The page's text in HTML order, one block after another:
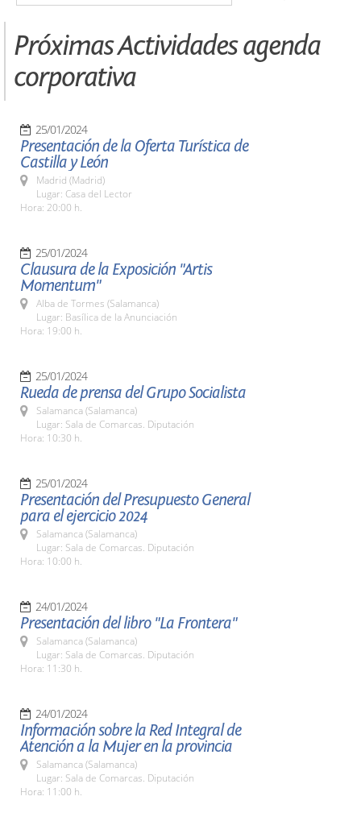
Próximas Actividades agenda
corporativa
25/01/2024
Presentación de la Oferta Turística de
Castilla y León
Madrid (Madrid)
Lugar: Casa del Lector
Hora: 20:00 h.
25/01/2024
Clausura de la Exposición "Artis
Momentum"
Alba de Tormes (Salamanca)
Lugar: Basílica de la Anunciación
Hora: 19:00 h.
25/01/2024
Rueda de prensa del Grupo Socialista
Salamanca (Salamanca)
Lugar: Sala de Comarcas. Diputación
Hora: 10:30 h.
25/01/2024
Presentación del Presupuesto General
para el ejercicio 2024
Salamanca (Salamanca)
Lugar: Sala de Comarcas. Diputación
Hora: 10:00 h.
24/01/2024
Presentación del libro "La Frontera"
Salamanca (Salamanca)
Lugar: Sala de Comarcas. Diputación
Hora: 11:30 h.
24/01/2024
Información sobre la Red Integral de
Atención a la Mujer en la provincia
Salamanca (Salamanca)
Lugar: Sala de Comarcas. Diputación
Hora: 11:00 h.